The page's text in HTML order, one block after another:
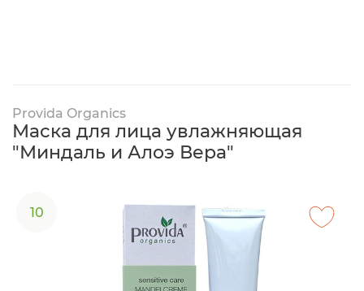
Provida Organics
Маска для лица увлажняющая
"Миндаль и Алоэ Вера"
10